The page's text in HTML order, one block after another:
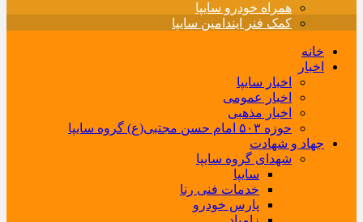
همراه خودرو سایپا
کمک فنر ایندامین سایپا
خانه
اخبار
اخبار سایپا
اخبار عمومی
اخبار مذهبی
حوزه ۵۰۳ امام حسن مجتبی(ع) گروه سایپا
جهاد و شهادت
شهدای گروه سایپا
سایپا
خدمات فنی رنا
پارس خودرو